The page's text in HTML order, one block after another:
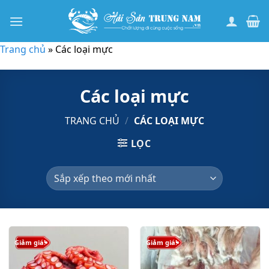
qua
dung
Trang chủ » Các loại mực
Các loại mực
TRANG CHỦ / CÁC LOẠI MỰC
LỌC
Giảm giá! Giảm giá!